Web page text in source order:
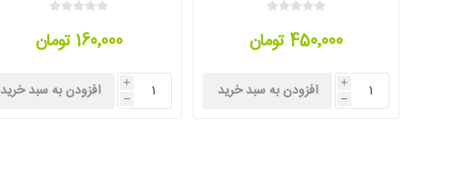
450٬000 تومان
i
h افزودن به سبد خرید
160٬000 تومان
i
h افزودن به سبد خرید